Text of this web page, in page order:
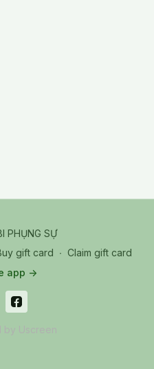
PHỤNG SỰ
gift card ∙ Claim gift card
app ->
by Uscreen